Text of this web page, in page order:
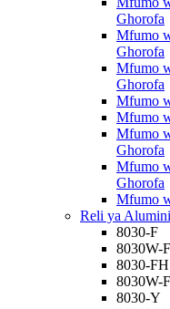
Ghorofa
Mfumo
Ghorofa
Mfumo
Ghorofa
Mfumo
Mfumo
Mfumo
Ghorofa
Mfumo
Ghorofa
Mfumo
Reli ya
8030-F
8030W-F
8030-FH
8030W-
8030-Y